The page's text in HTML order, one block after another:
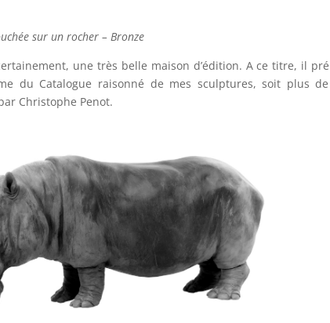
sur un rocher – Bronze
une très belle maison d’édition. A ce titre, il
du Catalogue raisonné de mes sculptures, soit plus
Christophe Penot.